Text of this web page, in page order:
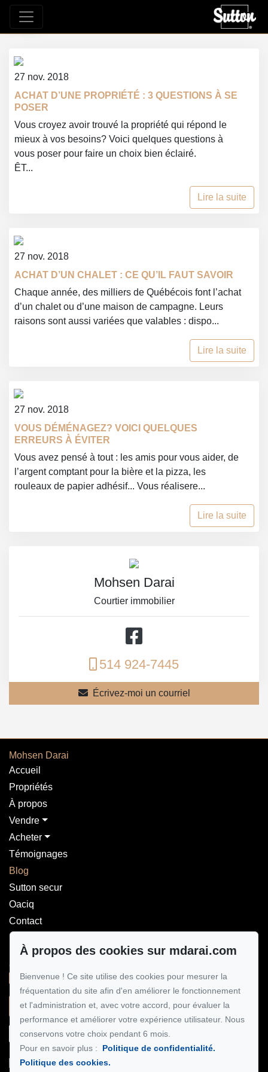
Blog
Lire la suite
27 nov. 2018
ACHAT D’UNE PROPRIÉTÉ : 3 QUESTIONS À SE
POSER
Vous croyez avoir trouvé la propriété qui répond le
mieux à vos besoins? Voici quelques questions à
vous poser pour faire un choix bien éclairé.
ÊT...
Lire la suite
27 nov. 2018
ACHAT D’UN CHALET : CE QU’IL FAUT SAVOIR
Chaque année, des milliers de Québécois font l’achat
d’un chalet ou d’une maison de campagne. Leurs
raisons sont aussi variées que valables : dispo...
Lire la suite
27 nov. 2018
VOUS DÉMÉNAGEZ? VOICI QUELQUES
ERREURS À ÉVITER
Vous avez pensé à tout : les amis pour vous aider, de
l’argent comptant pour la bière et la pizza, les
rouleaux de papier adhésif... Vous réalisere...
Mohsen Darai
Courtier immobilier
514 924-7445
Écrivez-moi un courriel
Mohsen Darai
Accueil
Propriétés
À propos
Vendre
Acheter
Témoignages
Blog
Sutton secur
Oaciq
Contact
Pour me joindre
GROUPE SUTTON-CLODEM INC.
514 924-7445
Écrivez-moi un courriel
À propos des cookies sur mdarai.com
Bienvenue ! Ce site utilise des cookies pour mesurer la
fréquentation du site afin d'en améliorer le fonctionnement
et l'administration et, avec votre accord, pour évaluer la
performance et améliorer votre expérience utilisateur. Nous
conservons votre choix pendant 6 mois.
Pour en savoir plus :
Politique de confidentialité.
Politique des cookies.